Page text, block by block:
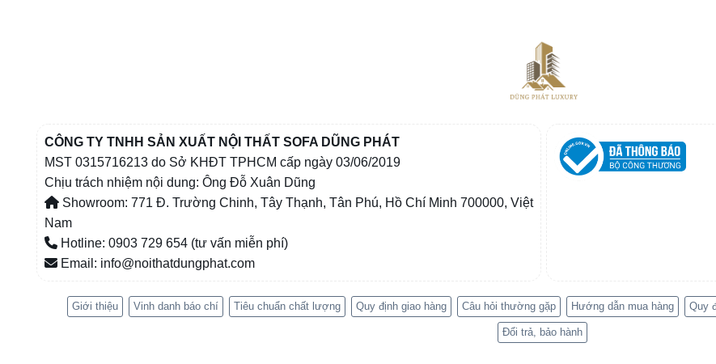
CÔNG TY TNHH SẢN XUẤT NỘI THẤT SOFA DŨNG PHÁT
MST 0315716213 do Sở KHĐT TPHCM cấp ngày 03/06/2019
Chịu trách nhiệm nội dung: Ông Đỗ Xuân Dũng
Showroom: 771 Đ. Trường Chinh, Tây Thạnh, Tân Phú, Hồ Chí Minh 700000, Việt
Nam
Hotline: 0903 729 654 (tư vấn miễn phí)
Email: info@noithatdungphat.com
Giới thiệu Vinh danh báo chí Tiêu chuẩn chất lượng Quy định giao hàng Câu hỏi thường gặp Hướng dẫn mua hàng Quy
Đổi trả, bảo hành